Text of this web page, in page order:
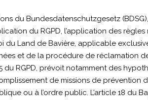
du Bundesdatenschutzgesetz
du RGPD, l’application des
du Land de Bavière, applicable
et de la procédure de réclamation
RGPD, prévoit notamment des
de missions de
ou à l’ordre public. L’article 18 du